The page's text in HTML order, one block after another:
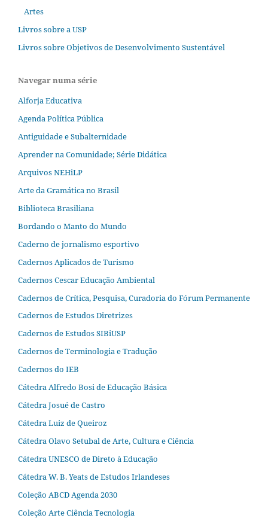
Artes
Livros sobre a USP
Livros sobre Objetivos de Desenvolvimento Sustentável
Navegar numa série
Alforja Educativa
Agenda Política Pública
Antiguidade e Subalternidade
Aprender na Comunidade; Série Didática
Arquivos NEHiLP
Arte da Gramática no Brasil
Biblioteca Brasiliana
Bordando o Manto do Mundo
Caderno de jornalismo esportivo
Cadernos Aplicados de Turismo
Cadernos Cescar Educação Ambiental
Cadernos de Crítica, Pesquisa, Curadoria do Fórum Permanente
Cadernos de Estudos Diretrizes
Cadernos de Estudos SIBiUSP
Cadernos de Terminologia e Tradução
Cadernos do IEB
Cátedra Alfredo Bosi de Educação Básica
Cátedra Josué de Castro
Cátedra Luiz de Queiroz
Cátedra Olavo Setubal de Arte, Cultura e Ciência
Cátedra UNESCO de Direto à Educação
Cátedra W. B. Yeats de Estudos Irlandeses
Coleção ABCD Agenda 2030
Coleção Arte Ciência Tecnologia